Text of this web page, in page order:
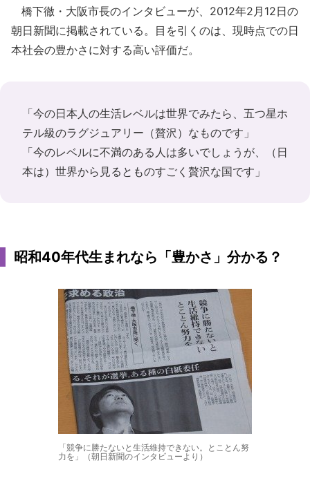
橋下徹・大阪市長のインタビューが、2012年2月12日の
朝日新聞に掲載されている。目を引くのは、現時点での日
本社会の豊かさに対する高い評価だ。
「今の日本人の生活レベルは世界でみたら、五つ星ホ
テル級のラグジュアリー（贅沢）なものです」
「今のレベルに不満のある人は多いでしょうが、（日
本は）世界から見るとものすごく贅沢な国です」
昭和40年代生まれなら「豊かさ」分かる？
「競争に勝たないと生活維持できない。とことん努
力を」（朝日新聞のインタビューより）